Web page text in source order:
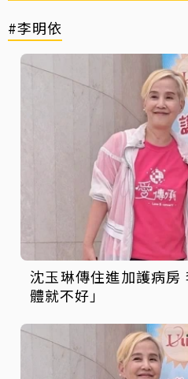
#李明依
沈玉琳傳住進加護病房 李明依曝「他以前身
體就不好」